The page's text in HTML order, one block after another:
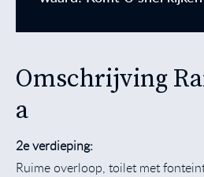
Omschrijving
a
2e verdieping:
Ruime overloop, toilet met